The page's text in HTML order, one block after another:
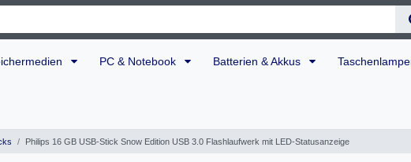
PC & Notebook Batterien & Akkus
Philips 16 GB USB-Stick Snow Edition USB 3.0 Flashlaufwerk mit LED-Statusanzeige